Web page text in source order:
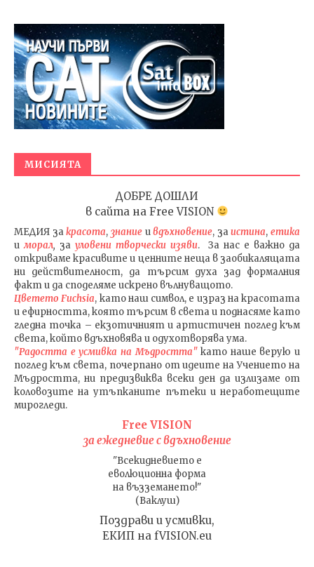
МИСИЯТА
ДОБРЕ ДОШЛИ
в сайта на Free VISION
МЕДИЯ закрасота, знаниеивдъхновение, заистина, етика
иморал, за уловени творчески изяви. За нас е важно да
откриваме красивите и ценните неща в заобикалящата
ни действителност, да търсим духа зад формалния
факт и да споделяме искрено вълнуващото.
Цветето Fuchsia, като наш символ, е израз на красотата
и ефирността, която търсим в света и поднасяме като
гледна точка – екзотичният и артистичен поглед към
света, който вдъхновява и одухотворява ума.
"Радостта е усмивка на Мъдростта"като наше верую и
поглед към света, почерпано от идеите на Учението на
Мъдростта, ни предизвиква всеки ден да излизаме от
коловозите на утъпканите пътеки и неработещите
мирогледи.
Free VISION
за ежедневие с вдъхновение
"Всекидневието е
еволюционна форма
на възземането!"
(Ваклуш)
Поздрави и усмивки,
ЕКИП на fVISION.eu